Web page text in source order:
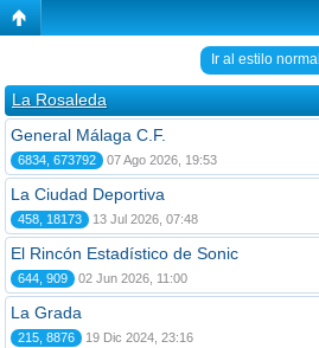
Ir al estilo normal
La Rosaleda
General Málaga C.F.
6834, 673792 07 Ago 2026, 19:53
La Ciudad Deportiva
458, 18173 13 Jul 2026, 07:48
El Rincón Estadístico de Sonic
644, 909 02 Jun 2026, 11:00
La Grada
215, 8876 19 Dic 2024, 23:16